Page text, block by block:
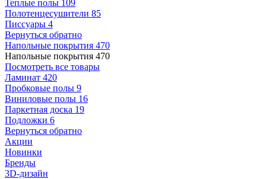
Теплые полы 109
Полотенцесушители 85
Писсуары 4
Вернуться обратно
Напольные покрытия 470
Напольные покрытия 470
Посмотреть все товары
Ламинат 420
Пробковые полы 9
Виниловые полы 16
Паркетная доска 19
Подложки 6
Вернуться обратно
Акции
Новинки
Бренды
3D-дизайн